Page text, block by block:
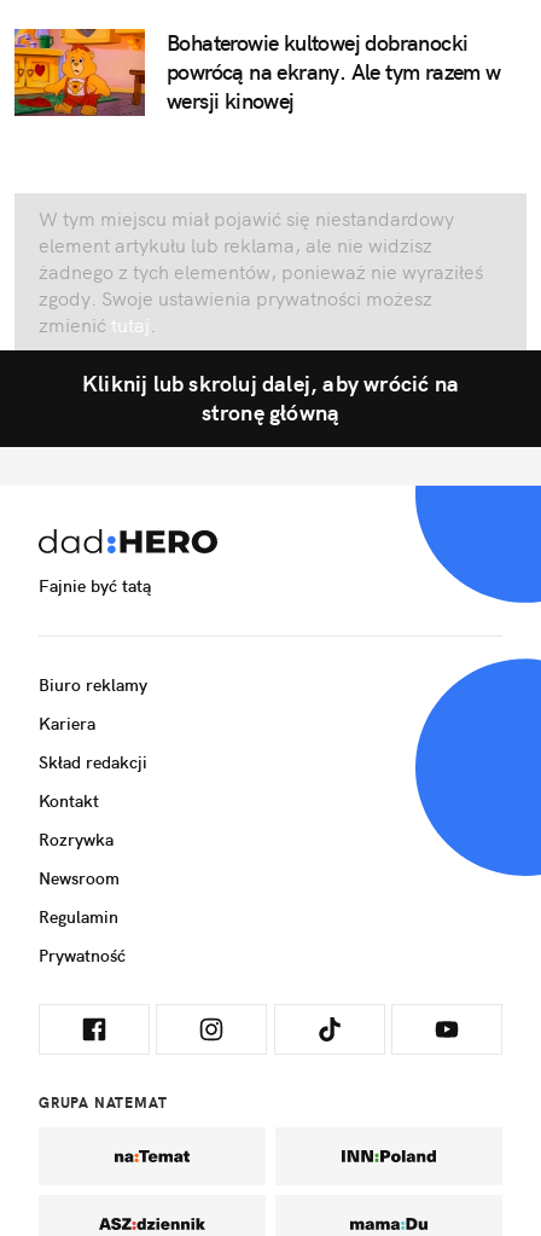
Bohaterowie kultowej dobranocki
powrócą na ekrany. Ale tym razem w
wersji kinowej
W tym miejscu miał pojawić się niestandardowy
element artykułu lub reklama, ale nie widzisz
żadnego z tych elementów, ponieważ nie wyraziłeś
zgody. Swoje ustawienia prywatności możesz
zmienić tutaj
Kliknij lub skroluj dalej, aby wrócić na
stronę główną
Fajnie być tatą
Biuro reklamy
Kariera
Skład redakcji
Kontakt
Rozrywka
Newsroom
Regulamin
Prywatność
GRUPA NATEMAT